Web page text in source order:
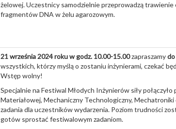
żelowej. Uczestnicy samodzielnie przeprowadzą
fragmentów DNA w żelu agarozowym.
21 września 2024 roku w godz. 10.00-15.00zapraszamydo
wszystkich, którzy myślą o zostaniu inżynierami, czekać
Wstęp wolny!
Specjalnie na Festiwal Młodych Inżynierów siły
Materiałowej, Mechaniczny Technologiczny,
zadania dla uczestników wydarzenia. Poziom trudności
gotów sprostać festiwalowym zadaniom.